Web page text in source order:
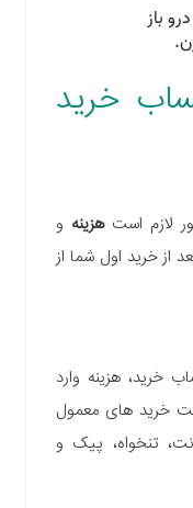
خرید
لازم استهزینه و
از خرید اول شما از
خرید، هزینه وارد
خرید های معمول
تنخواه، پیک و